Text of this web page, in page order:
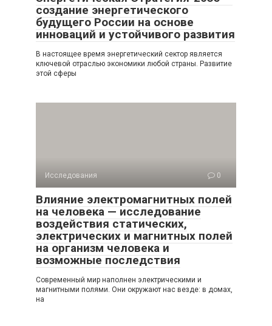
создание энергетического
будущего России на основе
инноваций и устойчивого развития
В настоящее время энергетический сектор является
ключевой отраслью экономики любой страны. Развитие
этой сферы
Исследования 0
Влияние электромагнитных полей
на человека — исследование
воздействия статических,
электрических и магнитных полей
на организм человека и
возможные последствия
Современный мир наполнен электрическими и
магнитными полями. Они окружают нас везде: в домах,
на